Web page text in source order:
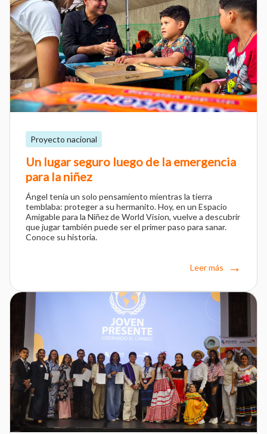
Proyecto nacional
Un lugar seguro luego de la emergencia
para la niñez
Ángel tenía un solo pensamiento mientras la tierra
temblaba: proteger a su hermanito. Hoy, en un Espacio
Amigable para la Niñez de World Vision, vuelve a descubrir
que jugar también puede ser el primer paso para sanar.
Conoce su historia.
Leer más